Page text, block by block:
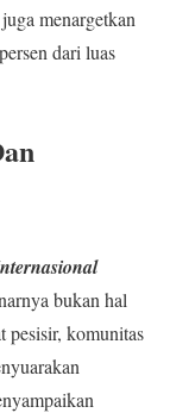
menargetkan
dari luas
bukan hal
pesisir, komunitas